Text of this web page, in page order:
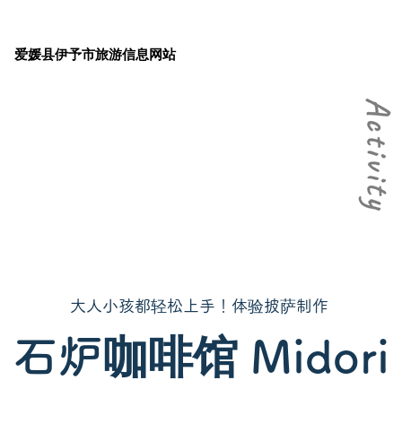
爱媛县伊予市旅游信息网站
石炉咖啡馆 Midori
大人小孩都轻松上手！体验披萨制作